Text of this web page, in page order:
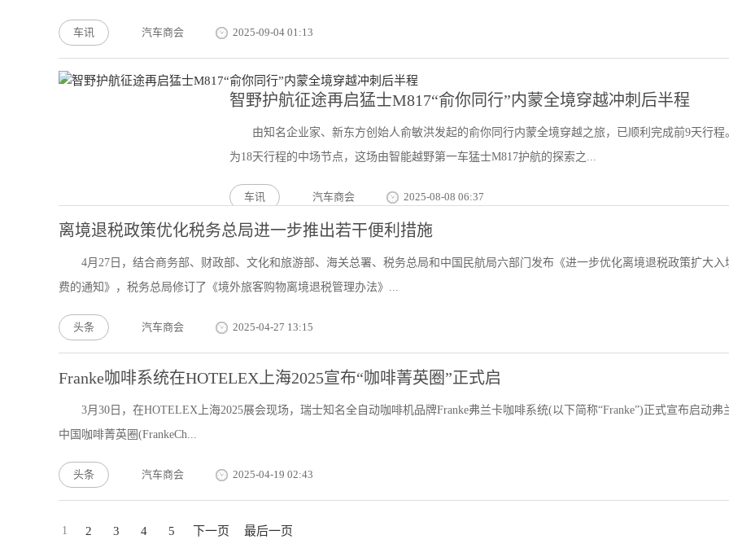
车讯 汽车商会 2025-09-04 01:13
智野护航征途再启猛士M817“俞你同行”内蒙全境穿越冲刺后半程
由知名企业家、新东方创始人俞敏洪发起的俞你同行内蒙全境穿越之旅，已顺利完成前9天行程
为18天行程的中场节点，这场由智能越野第一车猛士M817护航的探索之...
车讯 汽车商会 2025-08-08 06:37
离境退税政策优化税务总局进一步推出若干便利措施
4月27日，结合商务部、财政部、文化和旅游部、海关总署、税务总局和中国民航局六部门发布《进一步优化离境退税政策扩大入
费的通知》，税务总局修订了《境外旅客购物离境退税管理办法》...
头条 汽车商会 2025-04-27 13:15
Franke咖啡系统在HOTELEX上海2025宣布“咖啡菁英圈”正式启
3月30日，在HOTELEX上海2025展会现场，瑞士知名全自动咖啡机品牌Franke弗兰卡咖啡系统(以下简称“Franke”)正式宣布启动弗
中国咖啡菁英圈(FrankeCh...
头条 汽车商会 2025-04-19 02:43
1 2 3 4 5 下一页 最后一页